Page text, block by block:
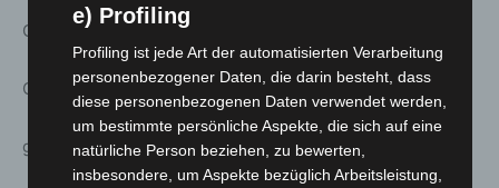
Grießflammerie
Orangensorbet
gefüllter, falscher Topfenknödel
e) Profiling
Profiling ist jede Art der automatisierten Verarbeitung
personenbezogener Daten, die darin besteht, dass
diese personenbezogenen Daten verwendet werden,
um bestimmte persönliche Aspekte, die sich auf eine
natürliche Person beziehen, zu bewerten,
insbesondere, um Aspekte bezüglich Arbeitsleistung,